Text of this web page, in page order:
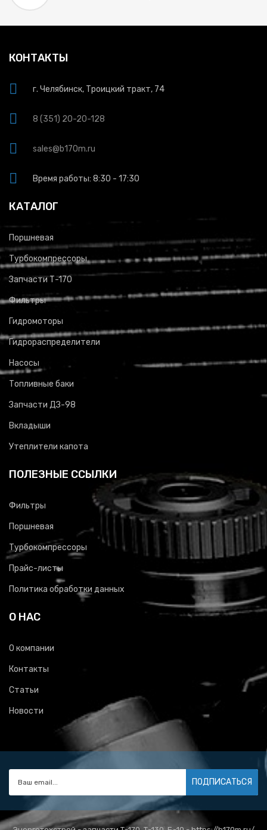
КОНТАКТЫ
г. Челябинск, Троицкий тракт, 74
8 (351) 20-20-128
sales@b170m.ru
Время работы: 8:30 - 17:30
КАТАЛОГ
Поршневая
Турбокомпрессоры
Запчасти Т-170
Фильтры
Гидромоторы
Гидрораспределители
Насосы
Топливные баки
Запчасти ДЗ-98
Вкладыши
Утеплители капота
ПОЛЕЗНЫЕ ССЫЛКИ
Фильтры
Поршневая
Турбокомпрессоры
Прайс-листы
Политика обработки данных
О НАС
О компании
Контакты
Статьи
Новости
ПОДПИСАТЬСЯ